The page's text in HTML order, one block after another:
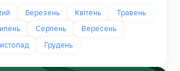
Березень Квітень
Травень
Серпень
Вересень
Грудень